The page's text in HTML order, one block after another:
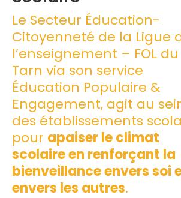
Le Secteur Éducation-
Citoyenneté de la Ligue
l’enseignement – FOL du
Tarn via son service
Éducation Populaire &
Engagement, agit au
des établissements
pour apaiser le climat
scolaire en renforçant la
bienveillance envers soi
envers les autres.